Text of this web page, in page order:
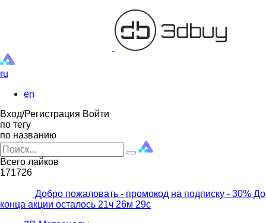
ru
en
Вход/Регистрация Войти
по тегу
по названию
Всего лайков
171726
Добро пожаловать - промокод на подписку - 30% До
конца акции осталось 21ч 26м 27с